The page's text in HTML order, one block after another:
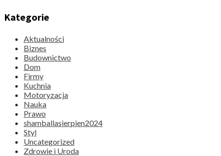
Kategorie
Aktualności
Biznes
Budownictwo
Dom
Firmy
Kuchnia
Motoryzacja
Nauka
Prawo
shamballasierpien2024
Styl
Uncategorized
Zdrowie i Uroda